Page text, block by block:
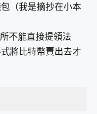
（我是摘抄在小本
不能直接提領法
將比特幣賣出去才